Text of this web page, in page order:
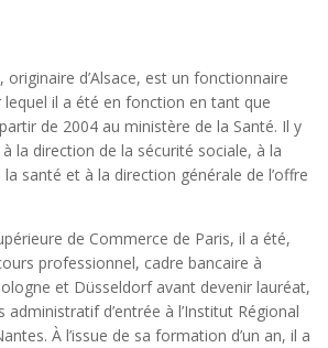
originaire d’Alsace, est un fonctionnaire
lequel il a été en fonction en tant que
de 2004 au ministère de la Santé. Il y
la direction de la sécurité sociale, à la
santé et à la direction générale de l’offre
de Commerce de Paris, il a été,
professionnel, cadre bancaire à
et Düsseldorf avant devenir lauréat,
d’entrée à l’Institut Régional
À l’issue de sa formation d’un an, il a